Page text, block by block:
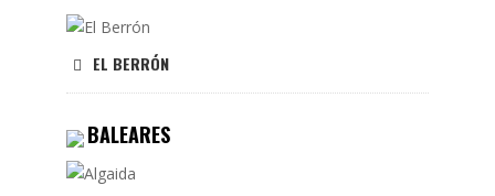
EL BERRÓN
BALEARES